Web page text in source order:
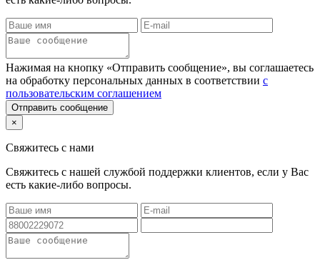
Нажимая на кнопку «Отправить сообщение», вы соглашаетесь
на обработку персональных данных в соответствии с
пользовательским соглашением
Отправить сообщение
×
Свяжитесь с нами
Свяжитесь с нашей службой поддержки клиентов, если у Вас
есть какие-либо вопросы.